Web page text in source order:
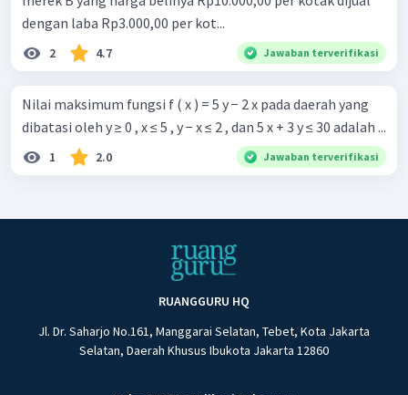
dengan laba Rp3.000,00 per kot...
2 4.7 Jawaban terverifikasi
Nilai maksimum fungsi f ( x ) = 5 y − 2 x pada daerah yang
dibatasi oleh y ≥ 0 , x ≤ 5 , y − x ≤ 2 , dan 5 x + 3 y ≤ 30 adalah ...
1 2.0 Jawaban terverifikasi
RUANGGURU HQ
Jl. Dr. Saharjo No.161, Manggarai Selatan, Tebet, Kota Jakarta
Selatan, Daerah Khusus Ibukota Jakarta 12860